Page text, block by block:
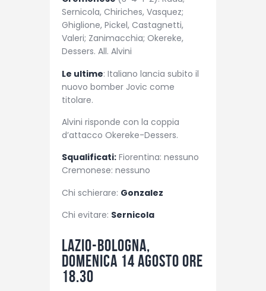
Sernicola, Chiriches, Vasquez;
Ghiglione, Pickel, Castagnetti,
Valeri; Zanimacchia; Okereke,
Dessers. All. Alvini
Le ultime: Italiano lancia subito il
nuovo bomber Jovic come
titolare.
Alvini risponde con la coppia
d’attacco Okereke-Dessers.
Squalificati: Fiorentina: nessuno
Cremonese: nessuno
Chi schierare: Gonzalez
Chi evitare: Sernicola
Lazio-Bologna,
domenica 14 agosto ore
18.30